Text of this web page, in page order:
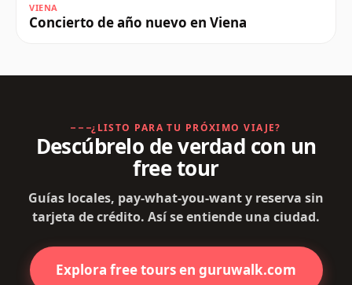
VIENA
Concierto de año nuevo en Viena
¿LISTO PARA TU PRÓXIMO VIAJE?
Descúbrelo de verdad con un
free tour
Guías locales, pay-what-you-want y reserva sin
tarjeta de crédito. Así se entiende una ciudad.
Explora free tours en guruwalk.com